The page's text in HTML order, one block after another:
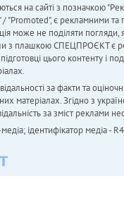
на сайті з позначкою
"Promoted", є рекламними та
може не поділяти погляди,
з плашкою СПЕЦПРОЄКТ є
цього контенту і
за факти та
матеріалах. Згідно з
за зміст реклами
ідентифікатор медіа -